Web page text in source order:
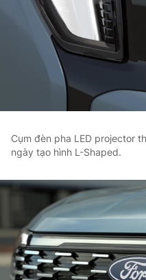
Cụm đèn pha LED projector
ngày tạo hình L-Shaped.